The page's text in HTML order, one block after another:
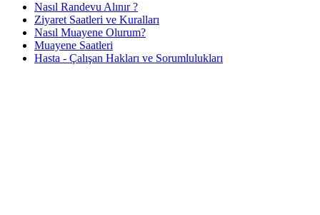
Nasıl Randevu Alınır ?
Ziyaret Saatleri ve Kuralları
Nasıl Muayene Olurum?
Muayene Saatleri
Hasta - Çalışan Hakları ve Sorumlulukları